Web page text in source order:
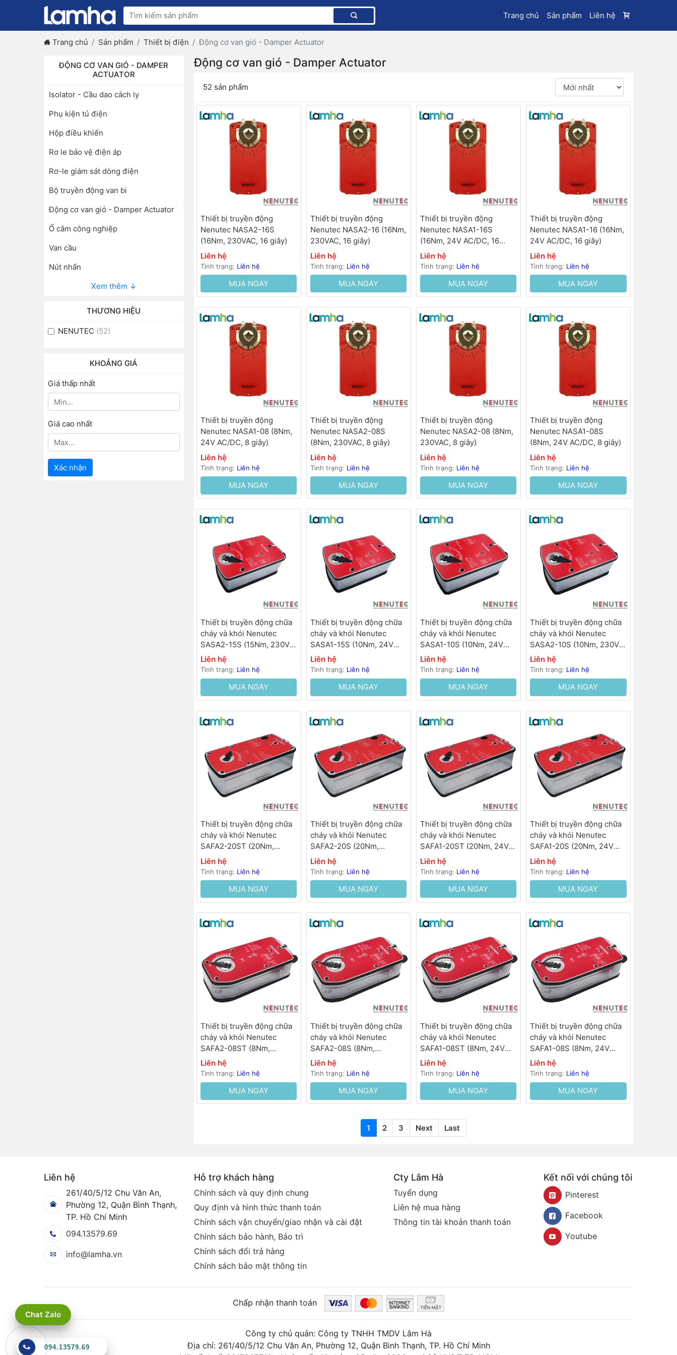
Trang chủ Sản phẩm Liên hệ
Trang chủ Sản phẩm Thiết bị điện Động cơ van gió - Damper Actuator
ĐỘNG CƠ VAN GIÓ - DAMPER
ACTUATOR
Isolator - Cầu dao cách ly
Phụ kiện tủ điện
Hộp điều khiển
Rơ le bảo vệ điện áp
Rơ-le giám sát dòng điện
Bộ truyền động van bi
Động cơ van gió - Damper Actuator
Ổ cắm công nghiệp
Van cầu
Nút nhấn
Xem thêm ↓
THƯƠNG HIỆU
NENUTEC (52)
KHOẢNG GIÁ
Giá thấp nhất
Giá cao nhất
Xác nhận
Động cơ van gió - Damper Actuator
52 sản phẩm
Thiết bị truyền động
Nenutec NASA2-16S
(16Nm, 230VAC, 16 giây)
Liên hệ
Tình trạng: Liên hệ
MUA NGAY
Thiết bị truyền động
Nenutec NASA2-16 (16Nm,
230VAC, 16 giây)
Liên hệ
Tình trạng: Liên hệ
MUA NGAY
Thiết bị truyền động
Nenutec NASA1-16S
(16Nm, 24V AC/DC, 16
giây)
Liên hệ
Tình trạng: Liên hệ
MUA NGAY
Thiết bị truyền động
Nenutec NASA1-16 (16Nm,
24V AC/DC, 16 giây)
Liên hệ
Tình trạng: Liên hệ
MUA NGAY
Thiết bị truyền động
Nenutec NASA1-08 (8Nm,
24V AC/DC, 8 giây)
Liên hệ
Tình trạng: Liên hệ
MUA NGAY
Thiết bị truyền động
Nenutec NASA2-08S
(8Nm, 230VAC, 8 giây)
Liên hệ
Tình trạng: Liên hệ
MUA NGAY
Thiết bị truyền động
Nenutec NASA2-08 (8Nm,
230VAC, 8 giây)
Liên hệ
Tình trạng: Liên hệ
MUA NGAY
Thiết bị truyền động
Nenutec NASA1-08S
(8Nm, 24V AC/DC, 8 giây)
Liên hệ
Tình trạng: Liên hệ
MUA NGAY
Thiết bị truyền động chữa
cháy và khói Nenutec
SASA2-15S (15Nm, 230V
AC,<30s)
Liên hệ
Tình trạng: Liên hệ
MUA NGAY
Thiết bị truyền động chữa
cháy và khói Nenutec
SASA1-15S (10Nm, 24V
AC/DC,<30s)
Liên hệ
Tình trạng: Liên hệ
MUA NGAY
Thiết bị truyền động chữa
cháy và khói Nenutec
SASA1-10S (10Nm, 24V
AC/DC,<30s)
Liên hệ
Tình trạng: Liên hệ
MUA NGAY
Thiết bị truyền động chữa
cháy và khói Nenutec
SASA2-10S (10Nm, 230V
AC,<30s)
Liên hệ
Tình trạng: Liên hệ
MUA NGAY
Thiết bị truyền động chữa
cháy và khói Nenutec
SAFA2-20ST (20Nm,
230VAC, 50…70s, lò xo hồi
<35s)
Liên hệ
Tình trạng: Liên hệ
MUA NGAY
Thiết bị truyền động chữa
cháy và khói Nenutec
SAFA2-20S (20Nm,
230VAC, 50…70s, lò xo hồi
<35s)
Liên hệ
Tình trạng: Liên hệ
MUA NGAY
Thiết bị truyền động chữa
cháy và khói Nenutec
SAFA1-20ST (20Nm, 24V
AC/DC, 50…70s, lò xo hồi
<35s)
Liên hệ
Tình trạng: Liên hệ
MUA NGAY
Thiết bị truyền động chữa
cháy và khói Nenutec
SAFA1-20S (20Nm, 24V
AC/DC, 50…70s, lò xo hồi
<35s)
Liên hệ
Tình trạng: Liên hệ
MUA NGAY
Thiết bị truyền động chữa
cháy và khói Nenutec
SAFA2-08ST (8Nm,
230VAC, 100…120s, lò xo
hồi 25s)
Liên hệ
Tình trạng: Liên hệ
MUA NGAY
Thiết bị truyền động chữa
cháy và khói Nenutec
SAFA2-08S (8Nm,
230VAC, 100…120s, lò xo
hồi 25s)
Liên hệ
Tình trạng: Liên hệ
MUA NGAY
Thiết bị truyền động chữa
cháy và khói Nenutec
SAFA1-08ST (8Nm, 24V
AC/DC, 100…120s, lò xo
hồi 25s)
Liên hệ
Tình trạng: Liên hệ
MUA NGAY
Thiết bị truyền động chữa
cháy và khói Nenutec
SAFA1-08S (8Nm, 24V
AC/DC, 100…120s, lò xo
hồi 25s)
Liên hệ
Tình trạng: Liên hệ
MUA NGAY
1 2 3 Next Last
Chat Zalo
094.13579.69
Liên hệ
261/40/5/12 Chu Văn An,
Phường 12, Quận Bình Thạnh,
TP. Hồ Chí Minh
094.13579.69
info@lamha.vn
Hỗ trợ khách hàng
Chính sách và quy định chung
Quy định và hình thức thanh toán
Chính sách vận chuyển/giao nhận và cài đặt
Chính sách bảo hành, Bảo trì
Chính sách đổi trả hàng
Chính sách bảo mật thông tin
Cty Lâm Hà
Tuyển dụng
Liên hệ mua hàng
Thông tin tài khoản thanh toán
Kết nối với chúng tôi
Pinterest
Facebook
Youtube
Chấp nhận thanh toán
Công ty chủ quản: Công ty TNHH TMDV Lâm Hà
Địa chỉ: 261/40/5/12 Chu Văn An, Phường 12, Quận Bình Thạnh, TP. Hồ Chí Minh